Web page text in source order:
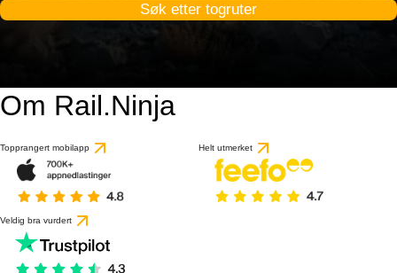
Søk etter togruter
Om Rail.Ninja
Topprangert mobilapp Helt utmerket
Veldig bra vurdert